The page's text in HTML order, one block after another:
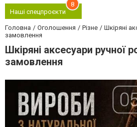
Наші спецпроєкти
8
Головна Оголошення Різне
Шкіряні
замовлення
Шкіряні аксесуари ручної
замовлення